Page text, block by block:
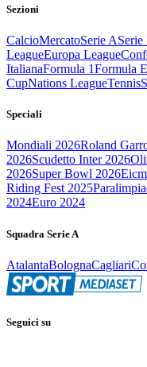
Sezioni
CalcioMercatoSerie ASerie
LeagueEuropa League
ItalianaFormula 1Formula E
CupNations LeagueTennis
Speciali
Mondiali 2026Roland
2026Scudetto Inter 2026
2026Super Bowl 2026
Riding Fest 2025
2024Euro 2024
Squadra Serie A
AtalantaBolognaCagliari
Seguici su